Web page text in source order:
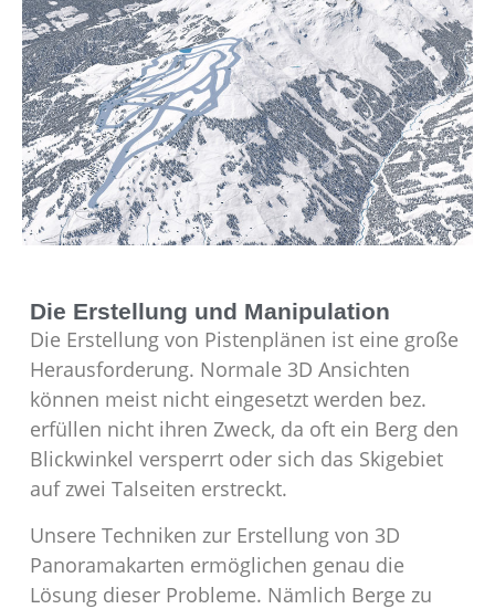
Die Erstellung und Manipulation
Die Erstellung von Pistenplänen ist eine große
Herausforderung. Normale 3D Ansichten
können meist nicht eingesetzt werden bez.
erfüllen nicht ihren Zweck, da oft ein Berg den
Blickwinkel versperrt oder sich das Skigebiet
auf zwei Talseiten erstreckt.
Unsere Techniken zur Erstellung von 3D
Panoramakarten ermöglichen genau die
Lösung dieser Probleme. Nämlich Berge zu